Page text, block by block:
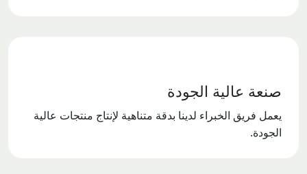
صنعة عالية الجودة
يعمل فريق الخبراء لدينا بدقة متناهية لإنتاج منتجات عالية
الجودة.